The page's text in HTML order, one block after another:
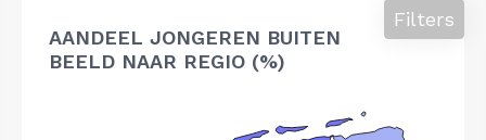
AANDEEL JONGEREN BUITEN
BEELD NAAR REGIO (%)
Filters